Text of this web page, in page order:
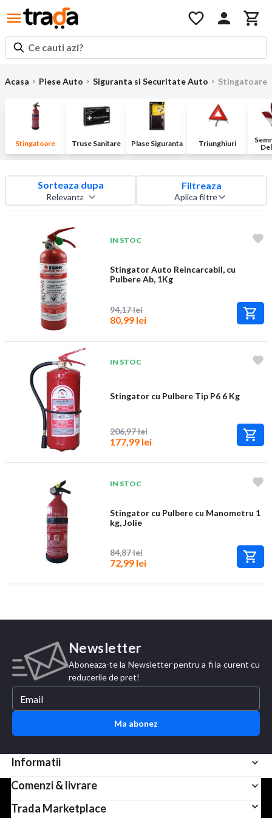
Ce cauti azi?
Acasa Piese Auto Siguranta si Securitate Auto Stingatoare
Stingatoare Truse Sanitare Plase Siguranta Triunghiuri
Sorteaza dupa Filtreaza
Aplica filtre
IN STOC
Stingator Auto Reincarcabil, cu
Pulbere Ab, 1Kg
94,17 lei
80,99 lei
IN STOC
Stingator cu Pulbere Tip P6 6 Kg
206,97 lei
177,99 lei
IN STOC
Stingator cu Pulbere cu Manometru 1
kg, Jolie
84,87 lei
72,99 lei
Newsletter
Aboneaza-te la Newsletter pentru a fi la curent cu
reducerile de pret!
Ma abonez
Informatii
Comenzi & livrare
Trada Marketplace
Pentru scopuri precum afisarea de continut personalizat,